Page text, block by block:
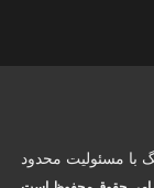
با مسئولیت محدود